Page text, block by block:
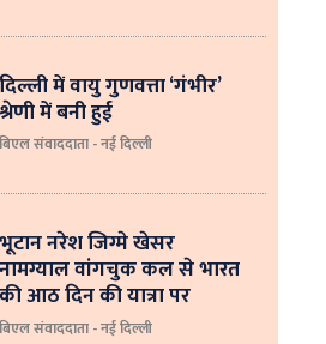
दिल्ली में वायु गुणवत्ता ‘गंभीर’
श्रेणी में बनी हुई
बिएल संवाददाता - नई दिल्ली
भूटान नरेश जिग्मे खेसर
नामग्याल वांगचुक कल से भारत
की आठ दिन की यात्रा पर
बिएल संवाददाता - नई दिल्ली